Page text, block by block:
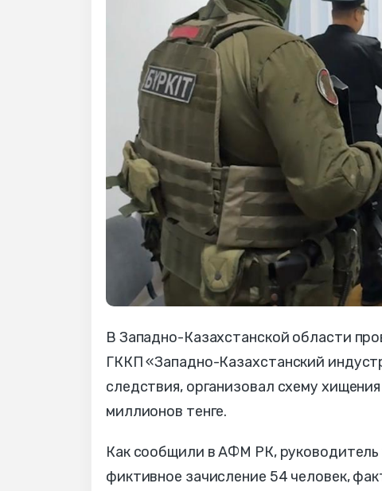
В Западно-Казахстанской области
ГККП «Западно-Казахстанский
следствия, организовал схему
миллионов тенге.
Как сообщили в АФМ РК, руководитель
фиктивное зачисление 54 человек,